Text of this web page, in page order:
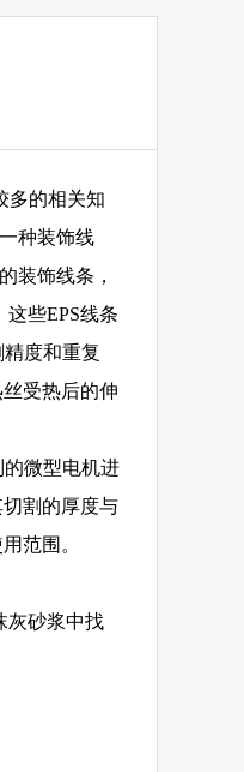
多的相关知
种装饰线
装饰线条，
些EPS线条
度和重复
受热后的伸
的微型电机进
割的厚度与
范围。
灰砂浆中找